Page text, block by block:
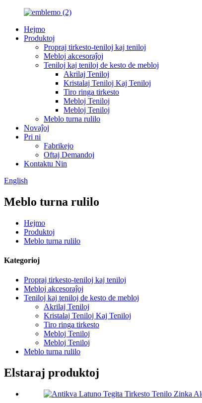
Hejmo
Produktoj
Propraj tirkesto-teniloj kaj teniloj
Mebloj akcesoraĵoj
Teniloj kaj teniloj de kesto de mebloj
Akrilaj Teniloj
Kristalaj Teniloj Kaj Teniloj
Tiro ringa tirkesto
Mebloj Teniloj
Mebloj Teniloj
Meblo turna rulilo
Novaĵoj
Pri ni
Fabrikejo
Oftaj Demandoj
Kontaktu Nin
English
Meblo turna rulilo
Hejmo
Produktoj
Meblo turna rulilo
Kategorioj
Propraj tirkesto-teniloj kaj teniloj
Mebloj akcesoraĵoj
Teniloj kaj teniloj de kesto de mebloj
Akrilaj Teniloj
Kristalaj Teniloj Kaj Teniloj
Tiro ringa tirkesto
Mebloj Teniloj
Mebloj Teniloj
Meblo turna rulilo
Elstaraj produktoj